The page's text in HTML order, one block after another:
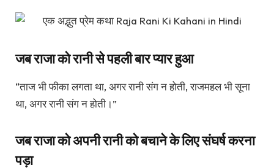
जब राजा को रानी से पहली बार प्यार हुआ
“ताज भी फीका लगता था, अगर रानी संग न होती, राजमहल भी सूना
था, अगर रानी संग न होती।”
जब राजा को अपनी रानी को बचाने के लिए संघर्ष करना
पड़ा